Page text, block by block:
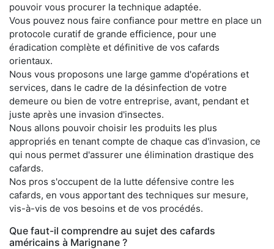
pouvoir vous procurer la technique adaptée.
Vous pouvez nous faire confiance pour mettre en place un
protocole curatif de grande efficience, pour une
éradication complète et définitive de vos cafards
orientaux.
Nous vous proposons une large gamme d'opérations et
services, dans le cadre de la désinfection de votre
demeure ou bien de votre entreprise, avant, pendant et
juste après une invasion d'insectes.
Nous allons pouvoir choisir les produits les plus
appropriés en tenant compte de chaque cas d'invasion, ce
qui nous permet d'assurer une élimination drastique des
cafards.
Nos pros s'occupent de la lutte défensive contre les
cafards, en vous apportant des techniques sur mesure,
vis-à-vis de vos besoins et de vos procédés.
Que faut-il comprendre au sujet des cafards
américains à Marignane ?